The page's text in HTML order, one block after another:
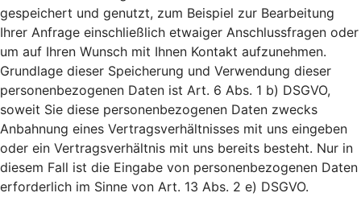
gespeichert und genutzt, zum Beispiel zur Bearbeitung
Ihrer Anfrage einschließlich etwaiger Anschlussfragen oder
um auf Ihren Wunsch mit Ihnen Kontakt aufzunehmen.
Grundlage dieser Speicherung und Verwendung dieser
personenbezogenen Daten ist Art. 6 Abs. 1 b) DSGVO,
soweit Sie diese personenbezogenen Daten zwecks
Anbahnung eines Vertragsverhältnisses mit uns eingeben
oder ein Vertragsverhältnis mit uns bereits besteht. Nur in
diesem Fall ist die Eingabe von personenbezogenen Daten
erforderlich im Sinne von Art. 13 Abs. 2 e) DSGVO.